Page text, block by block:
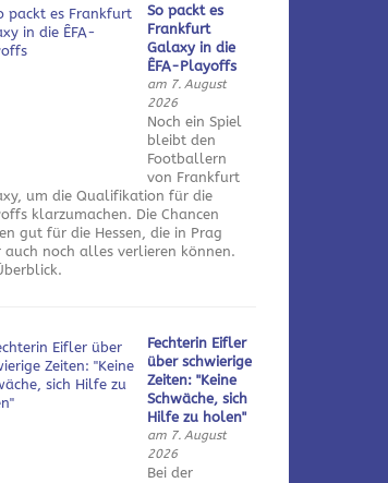
So packt es
Frankfurt
Galaxy in die
ÊFA-Playoffs
am 7. August
2026
Noch ein Spiel
bleibt den
Footballern
von Frankfurt
um die Qualifikation für die
klarzumachen. Die Chancen
gut für die Hessen, die in Prag
auch noch alles verlieren können.
Fechterin Eifler
über schwierige
Zeiten: "Keine
Schwäche, sich
Hilfe zu holen"
am 7. August
2026
Bei der